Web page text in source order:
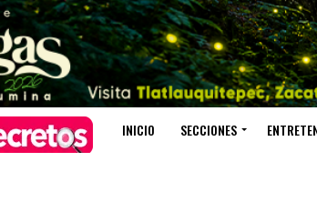
INICIO SECCIONES